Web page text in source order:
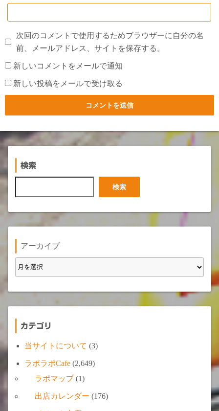
次回のコメントで使用するためブラウザーに自分の名
前、メールアドレス、サイトを保存する。
新しいコメントをメールで通知
新しい投稿をメールで受け取る
検索
索
検索
アーカイブ
カテゴリ
当サイトについて (3)
ラポラポCafe (2,649)
ラポマップ(1)
出店カレンダー (176)